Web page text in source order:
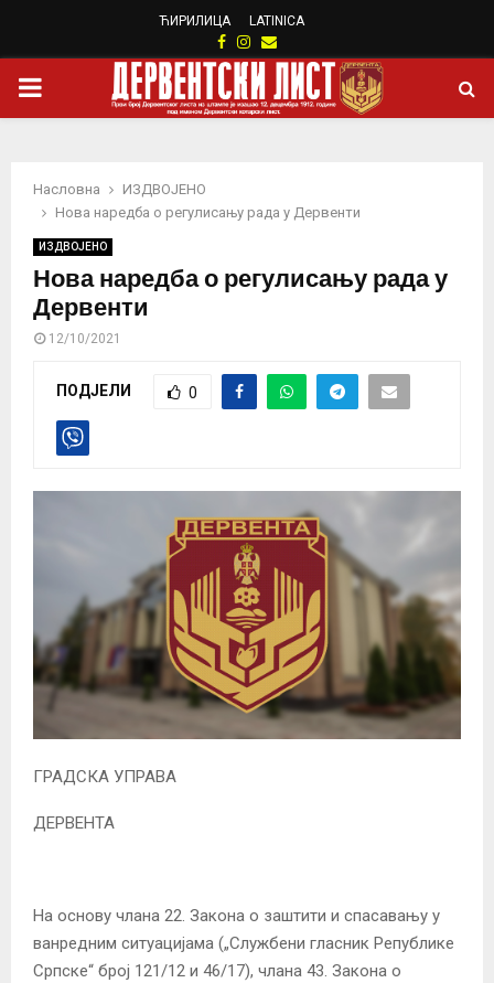
ЋИРИЛИЦА LATINICA
Facebook
Instagram
Email
PRIMARY
Насловна
ИЗДВОЈЕНО
Нова наредба о регулисању рада у Дервенти
ИЗДВОЈЕНО
Нова наредба о регулисању рада у
Дервенти
12/10/2021
ПОДЈЕЛИ 0
ГРАДСКА УПРАВА
ДЕРВЕНТА
На основу члана 22. Закона о заштити и спасавању у
ванредним ситуацијама („Службени гласник Републике
Српске“ број 121/12 и 46/17), члана 43. Закона о